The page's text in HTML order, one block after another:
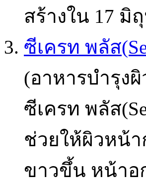
สร้างใน 17 มิ
3. ซีเครท พลัส
(อาหารบำรุง
ซีเครท พลัส
ช่วยให้ผิวหน้า
ขาวขึ้น หน้าอ